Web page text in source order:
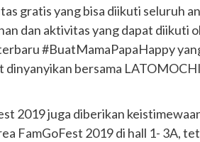
gratis yang bisa diikuti seluruh
dan aktivitas yang dapat diikuti
#BuatMamaPapaHappy
dinyanyikan bersama
2019 juga diberikan
FamGoFest 2019 di hall 1- 3A,